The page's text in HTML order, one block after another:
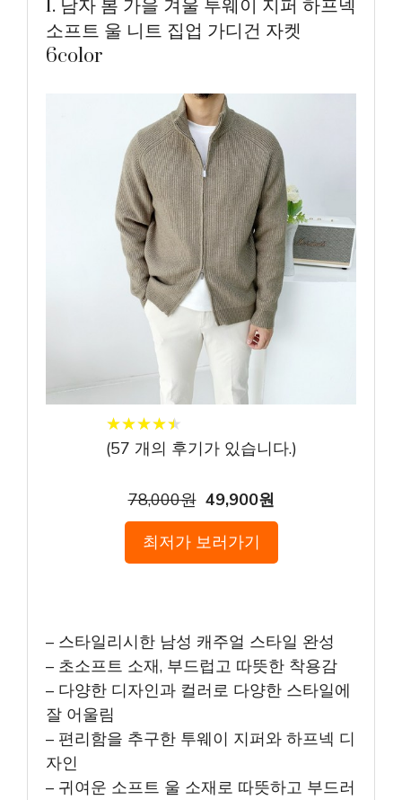
1. 남자 봄 가을 겨울 투웨이 지퍼 하프넥
소프트 울 니트 집업 가디건 자켓
6color
★★★★★
★★★★★
(57 개의 후기가 있습니다.)
78,000원 49,900원
최저가 보러가기
– 스타일리시한 남성 캐주얼 스타일 완성
– 초소프트 소재, 부드럽고 따뜻한 착용감
– 다양한 디자인과 컬러로 다양한 스타일에
잘 어울림
– 편리함을 추구한 투웨이 지퍼와 하프넥 디
자인
– 귀여운 소프트 울 소재로 따뜻하고 부드러